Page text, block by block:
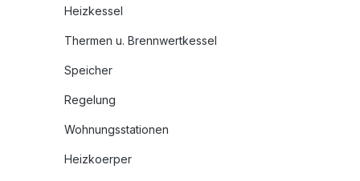
Heizkessel
Thermen u. Brennwertkessel
Speicher
Regelung
Wohnungsstationen
Heizkoerper